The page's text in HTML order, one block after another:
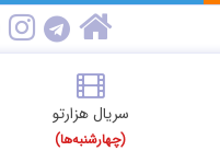
سریال هزارتو
(چهارشنبه‌ها)